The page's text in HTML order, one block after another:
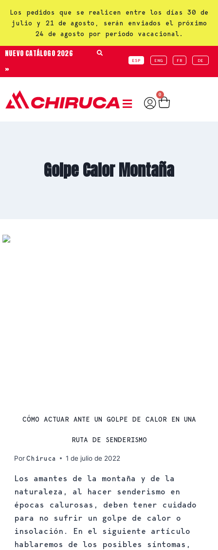
Los pedidos que se realicen entre los días 30 de
julio y 21 de agosto, serán enviados el próximo
24 de agosto por periodo vacacional.
NUEVO CATÁLOGO 2026
»
ESP ENG FR DE
0
Golpe Calor Montaña
CÓMO ACTUAR ANTE UN GOLPE DE CALOR EN UNA
RUTA DE SENDERISMO
PorChiruca 1 de julio de 2022
Los amantes de la montaña y de la
naturaleza, al hacer senderismo en
épocas calurosas, deben tener cuidado
para no sufrir un golpe de calor o
insolación. En el siguiente artículo
hablaremos de los posibles síntomas,